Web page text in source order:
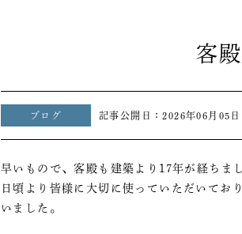
客
ブログ 記事公開日：2026年06月05日
早いもので、客殿も建築より17年が経ちま
日頃より皆様に大切に使っていただいてお
いました。